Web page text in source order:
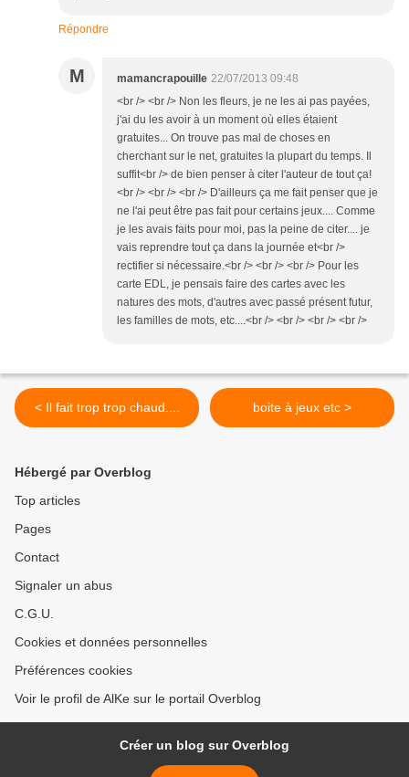
Répondre
M mamancrapouille 22/07/2013 09:48
<br /> <br /> Non les fleurs, je ne les ai pas payées,
j'ai du les avoir à un moment où elles étaient
gratuites... On trouve pas mal de choses en
cherchant sur le net, gratuites la plupart du temps. Il
suffit<br /> de bien penser à citer l'auteur de tout ça!
<br /> <br /> <br /> D'ailleurs ça me fait penser que je
ne l'ai peut être pas fait pour certains jeux.... Comme
je les avais faits pour moi, pas la peine de citer.... je
vais reprendre tout ça dans la journée et<br />
rectifier si nécessaire.<br /> <br /> <br /> Pour les
carte EDL, je pensais faire des cartes avec les
natures des mots, d'autres avec passé présent futur,
les familles de mots, etc....<br /> <br /> <br /> <br />
< Il fait trop trop chaud.... boite à jeux etc >
Hébergé par Overblog
Top articles
Pages
Contact
Signaler un abus
C.G.U.
Cookies et données personnelles
Préférences cookies
Voir le profil de AlKe sur le portail Overblog
Créer un blog sur Overblog